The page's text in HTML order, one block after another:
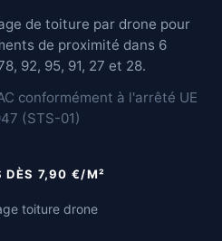
de toiture par drone pour
de proximité dans 6
92, 95, 91, 27 et 28.
conformément à l'arrêté UE
(STS-01)
DÈS 7,90 €/M²
toiture drone